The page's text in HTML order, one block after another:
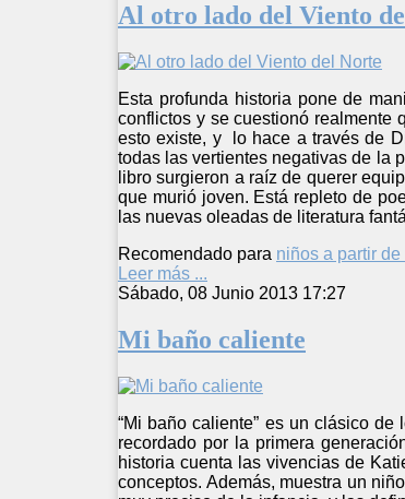
Al otro lado del Viento
Esta profunda historia pone de
conflictos y se cuestionó realmente
esto existe, y lo hace a través de
todas las vertientes negativas de la
libro surgieron a raíz de querer
que murió joven. Está repleto de
las nuevas oleadas de literatura
Recomendado para niños a partir de
Leer más ...
Sábado, 08 Junio 2013 17:27
Mi baño caliente
“Mi baño caliente” es un clásico
recordado por la primera
historia cuenta las vivencias de
conceptos. Además, muestra un